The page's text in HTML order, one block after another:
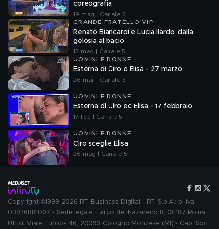
coreografia
19 mag | Canale 5
GRANDE FRATELLO VIP
Renato Biancardi e Lucia Ilardo: dalla
gelosia al bacio
13 mag | Canale 5
UOMINI E DONNE
Esterna di Ciro e Elisa - 27 marzo
26 mar | Canale 5
UOMINI E DONNE
Esterna di Ciro ed Elisa - 17 febbraio
17 feb | Canale 5
UOMINI E DONNE
Ciro sceglie Elisa
26 mag | Canale 5
Copyright ©1999-2026 RTI Business Digital - RTI S.p.A.: p. iva
03976881007 - Sede legale: Largo del Nazareno 8, 00187 Roma.
Uffici: Viale Europa 46, 20093 Cologno Monzese (MI) - Cap. Soc.